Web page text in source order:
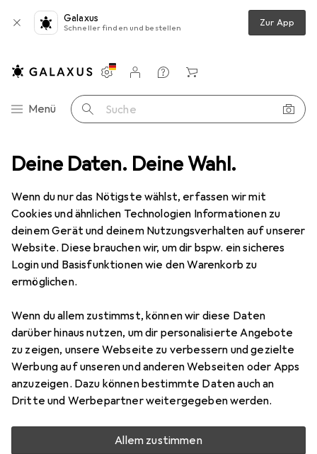
Deine Daten. Deine Wahl.
Wenn du nur das Nötigste wählst, erfassen wir mit
Cookies und ähnlichen Technologien Informationen zu
deinem Gerät und deinem Nutzungsverhalten auf unserer
Website. Diese brauchen wir, um dir bspw. ein sicheres
Login und Basisfunktionen wie den Warenkorb zu
ermöglichen.
Wenn du allem zustimmst, können wir diese Daten
darüber hinaus nutzen, um dir personalisierte Angebote
zu zeigen, unsere Webseite zu verbessern und gezielte
Werbung auf unseren und anderen Webseiten oder Apps
anzuzeigen. Dazu können bestimmte Daten auch an
Dritte und Werbepartner weitergegeben werden.
Allem zustimmen
Galaxus
Schneller finden und bestellen Zur App
Navigation nach Kategorien
Menü Suche
Einstellungen
Kundenkonto
Vergleichslisten
Merklisten
Warenkorb
Make-up Teint Foundation Nouba Skin Tone Found N. 3
Nouba Skin Tone Found N. 3
Preis in EUR inkl. MwSt.
EUR
15,70
Bewertungen Marke
Mehr von Nouba
Nur 2 Stück an Lager beim Drittanbieter